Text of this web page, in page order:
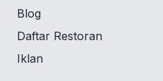
Blog
Daftar Restoran
Iklan